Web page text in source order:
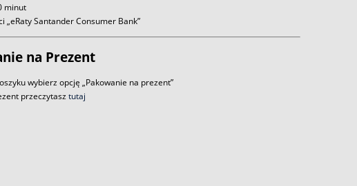
minut
Santander Consumer Bank”
na Prezent
wybierz opcję „Pakowanie na prezent”
przeczytasztutaj